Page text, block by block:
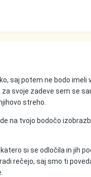
saj potem ne bodo imeli
svoje zadeve sem se
streho.
na tvojo bodočo
si se odločila in jih
rečejo, saj smo ti